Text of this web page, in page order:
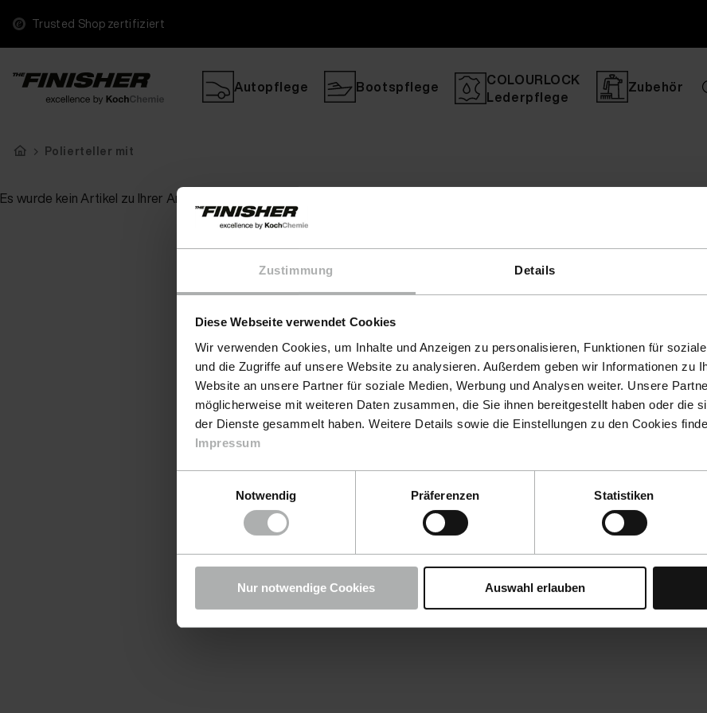
Zustimmung Details
Diese Webseite verwendet Cookies
Wir verwenden Cookies, um Inhalte und Anzeigen zu personalisieren, Funktionen für
und die Zugriffe auf unsere Website zu analysieren. Außerdem geben wir Informationen zu
Website an unsere Partner für soziale Medien, Werbung und Analysen weiter. Unsere
möglicherweise mit weiteren Daten zusammen, die Sie ihnen bereitgestellt haben oder die
der Dienste gesammelt haben. Weitere Details sowie die Einstellungen zu den Cookies
Impressum
Notwendig
Präferenzen Statistiken
Nur notwendige Cookies Auswahl erlauben
Trusted Shop zertifiziert
Autopflege Bootspflege
COLOURLOCK
Lederpflege
Zubehör
Polierteller mit
Es wurde kein Artikel zu Ihrer Anfrage gefunden